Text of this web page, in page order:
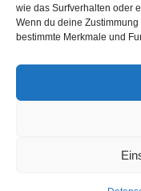
wie das Surfverhalten oder
Wenn du deine
bestimmte Merkmale und
BRK-Wasserwacht